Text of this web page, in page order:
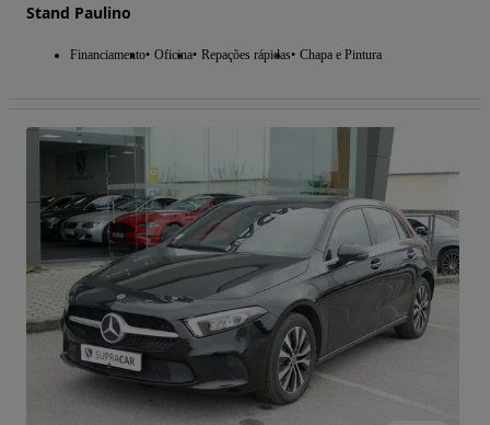
Stand Paulino
Financiamento Oficina Repações rápidas Chapa e Pintura